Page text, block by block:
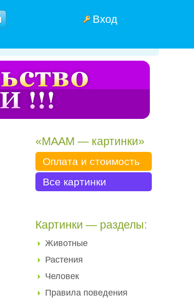
Вход
«МААМ — картинки»
Оплата и стоимость
Все картинки
Картинки — разделы:
Животные
Растения
Человек
Правила поведения